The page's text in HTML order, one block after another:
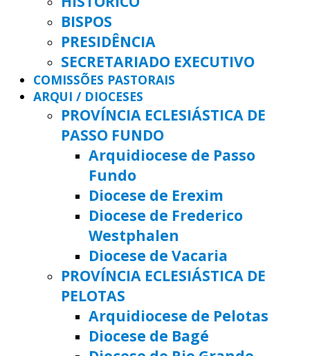
BISPOS
PRESIDÊNCIA
SECRETARIADO EXECUTIVO
COMISSÕES PASTORAIS
ARQUI / DIOCESES
PROVÍNCIA ECLESIÁSTICA DE
PASSO FUNDO
Arquidiocese de Passo
Fundo
Diocese de Erexim
Diocese de Frederico
Westphalen
Diocese de Vacaria
PROVÍNCIA ECLESIÁSTICA DE
PELOTAS
Arquidiocese de Pelotas
Diocese de Bagé